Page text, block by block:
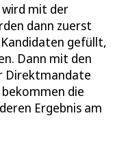
wird mit der
dann zuerst
gefüllt,
Dann mit den
Direktmandate
die
Ergebnis am